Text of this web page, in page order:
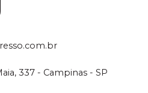
337 - Campinas - SP